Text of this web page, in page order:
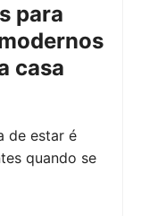
para
casa
de estar é
quando se